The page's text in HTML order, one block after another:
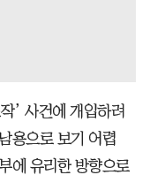
’ 사건에 개입하려
용으로 보기 어렵
에 유리한 방향으로